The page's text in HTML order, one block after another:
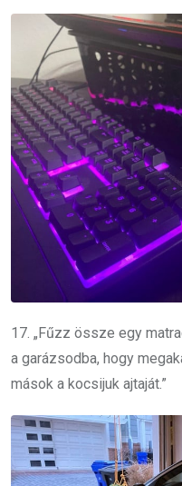
17. „Fűzz össze egy
a garázsodba, hogy
mások a kocsijuk ajtaját.”